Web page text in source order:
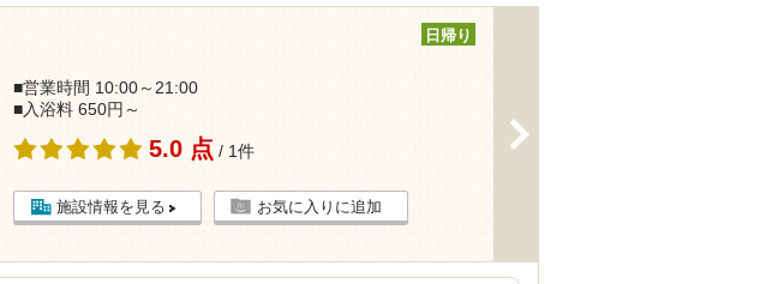
日帰り
■営業時間 10:00～21:00
■入浴料 650円～
5.0 点 / 1件
施設情報を見る お気に入りに追加